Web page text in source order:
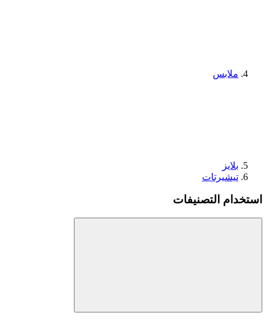
ملابس
بلايز
تيشيرتات
استخدام التصنيفات